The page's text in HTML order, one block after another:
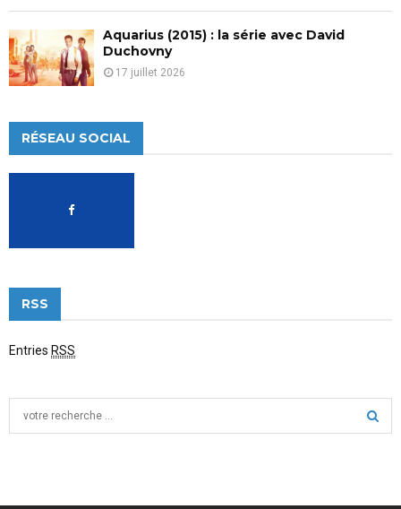
Aquarius (2015) : la série avec David
Duchovny
17 juillet 2026
RÉSEAU SOCIAL
RSS
Entries RSS